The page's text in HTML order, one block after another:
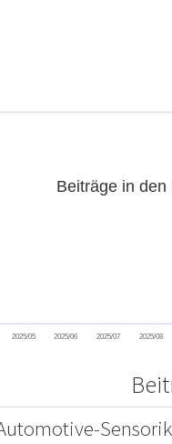
Beiträge in
2025/05 2025/06 2025/07 2025/08
Sensorik